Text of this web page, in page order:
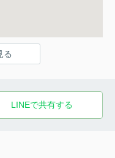
る
LINEで共有する